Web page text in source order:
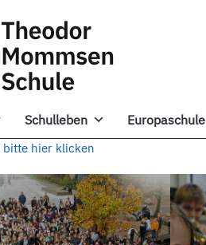
Schulleben Europaschule
bitte hier klicken